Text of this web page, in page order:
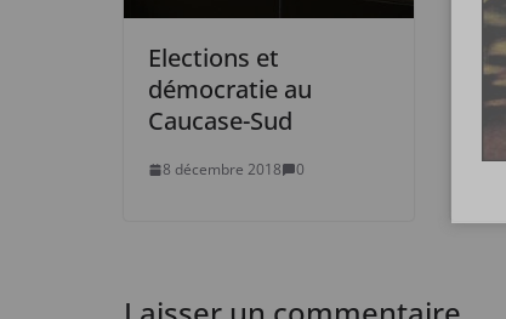
Elections et
démocratie au
Caucase-Sud
8 décembre 2018 0